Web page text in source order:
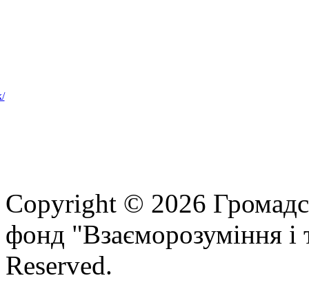
Copyright © 2026
фонд "Взаєморозуміння і
Reserved.